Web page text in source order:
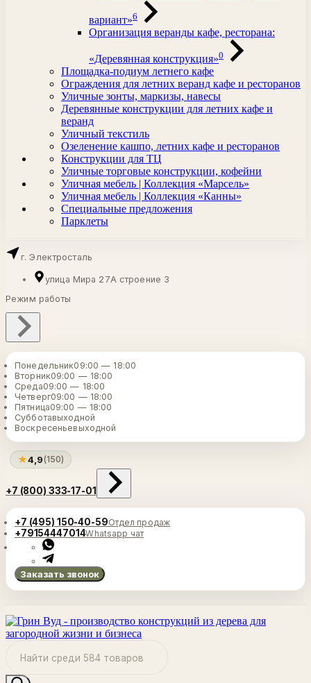
вариант»6
Организация веранды кафе, ресторана:
«Деревянная конструкция»0
Площадка-подиум летнего кафе
Ограждения для летних веранд кафе и ресторанов
Уличные зонты, маркизы, навесы
Деревянные конструкции для летних кафе и
веранд
Уличный текстиль
Озеленение кашпо, летних кафе и ресторанов
Конструкции для ТЦ
Уличные торговые конструкции, кофейни
Уличная мебель | Коллекция «Марсель»
Уличная мебель | Коллекция «Канны»
Специальные предложения
Парклеты
г. Электросталь
улица Мира 27А строение 3
Режим работы
Понедельник09:00 — 18:00
Вторник09:00 — 18:00
Среда09:00 — 18:00
Четверг09:00 — 18:00
Пятница09:00 — 18:00
Субботавыходной
Воскресеньевыходной
★4,9(150)
+7 (800) 333-17-01
+7 (495) 150-40-59Отдел продаж
+79154447014Whatsapp чат
Заказать звонок